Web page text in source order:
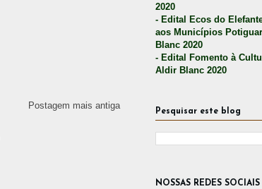
Postagem mais antiga
2020
- Edital Ecos do
aos Municípios
Blanc 2020
- Edital Fomento à
Aldir Blanc 2020
Pesquisar este blog
NOSSAS REDES SOCIAIS